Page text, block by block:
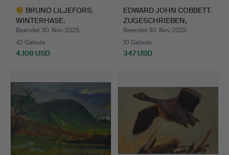
BRUNO LILJEFORS.
WINTERHASE.
Beendet 30. Nov 2025
42 Gebote
4.108 USD
EDWARD JOHN COBBETT.
ZUGESCHRIEBEN,
FISCHE…
Beendet 30. Nov 2025
10 Gebote
347 USD